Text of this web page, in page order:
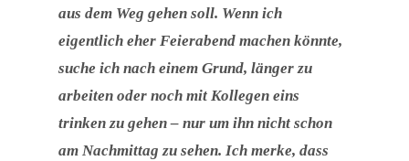
aus dem Weg gehen soll. Wenn ich
eigentlich eher Feierabend machen könnte,
suche ich nach einem Grund, länger zu
arbeiten oder noch mit Kollegen eins
trinken zu gehen – nur um ihn nicht schon
am Nachmittag zu sehen. Ich merke, dass